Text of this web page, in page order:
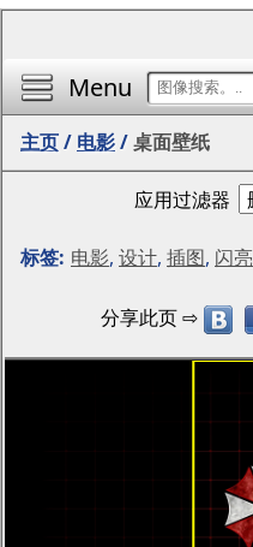
Menu
主页/ 电影/桌面壁纸
应用过滤器
标签: 电影, 设计, 插图, 闪亮